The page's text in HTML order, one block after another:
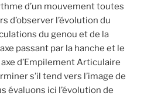
d’un mouvement toutes
d’observer l’évolution du
du genou et de la
passant par la hanche et le
d’Empilement Articulaire
s’il tend vers l’image de
évaluons ici l’évolution de